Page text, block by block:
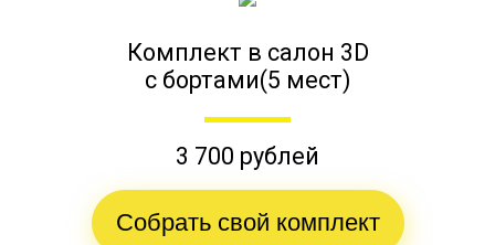
Комплект в салон 3D
с бортами(5 мест)
3 700 рублей
Собрать свой комплект